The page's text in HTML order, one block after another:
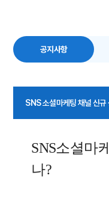
공지사항
SNS 소셜마케팅 채널 신규
SNS소셜
나?